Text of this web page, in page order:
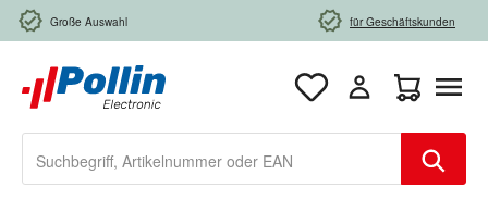
Zum Hauptinhalt springen
Große Auswahl für Geschäftskunden